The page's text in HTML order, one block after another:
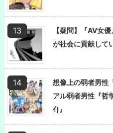
【疑問】『AV女
が社会に貢献して
想像上の弱者男性
アル弱者男性『哲
ｲ)』